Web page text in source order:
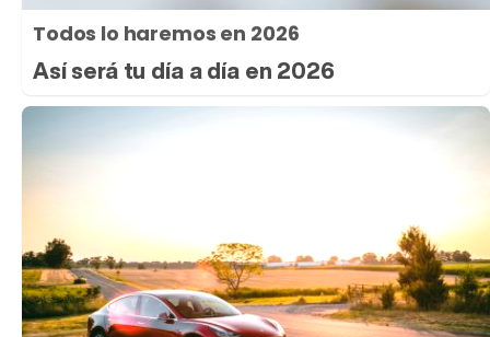
Todos lo haremos en 2026
Así será tu día a día en 2026